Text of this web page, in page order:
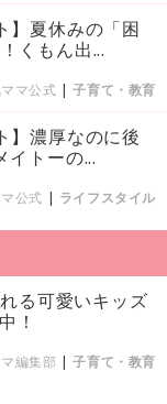
】夏休みの「困
くもん出...
ママ公式 |子育て・教育
】濃厚なのに後
イトーの...
マ公式 | ライフスタイル
る可愛いキッズ
！
編集部 |子育て・教育